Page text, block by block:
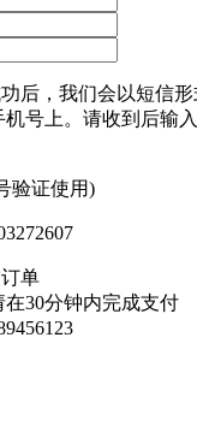
后，我们会以短信
号上。请收到后输
验证使用)
单
30分钟内完成支付